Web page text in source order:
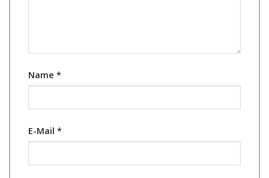
Name *
E-Mail *